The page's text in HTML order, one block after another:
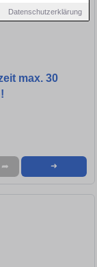
Datenschutzerklärung
max. 30
➦ ➜